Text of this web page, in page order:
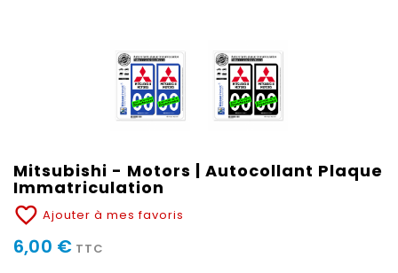
Mitsubishi - Motors | Autocollant Plaque
Immatriculation
favorite_border Ajouter à mes favoris
6,00 € TTC